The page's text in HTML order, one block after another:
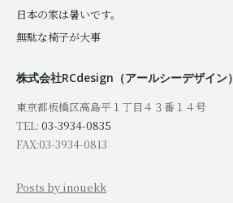
日本の家は暑いです。
無駄な椅子が大事
株式会社RCdesign（アールシーデザイン）
東京都板橋区高島平１丁目４３番１４号
TEL: 03-3934-0835
FAX:03-3934-0813
Posts by inouekk